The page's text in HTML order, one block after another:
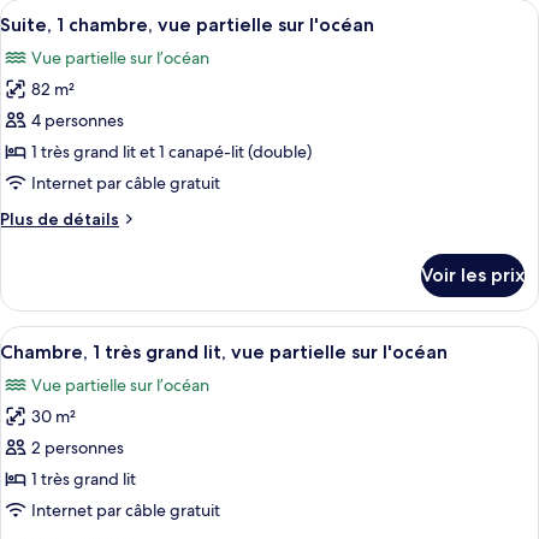
partielle
sur
l'océan
de
Suite,
2
chambres,
vue
partielle
sur
l'océan
Afficher
toutes
les
photos
pour
ce
type
chambre :
chambre,
vue
sur
l'océan
Une cuisine moderne avec des
7
Suite, 1 chambre, vue partielle sur l'océan
Vue partielle sur l’océan
82 m²
4 personnes
1 très grand lit et 1 canapé-lit (double)
Internet par câble gratuit
Plus de détails
Plus
le
type
de
Suite,
chambre,
vue
partielle
sur
l'océan
Voir les prix
Afficher
toutes
les
photos
pour
ce
type
Une chambre d’hôtel moderne,
3
Chambre, 1 très grand lit, vue partielle sur l'océan
Vue partielle sur l’océan
30 m²
2 personnes
1 très grand lit
Internet par câble gratuit